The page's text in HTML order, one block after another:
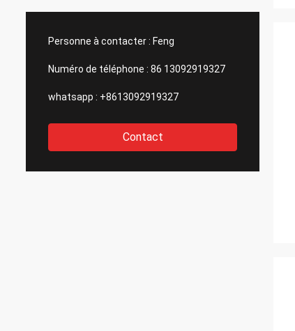
Personne à contacter : Feng
Numéro de téléphone : 86 13092919327
whatsapp : +8613092919327
Contact